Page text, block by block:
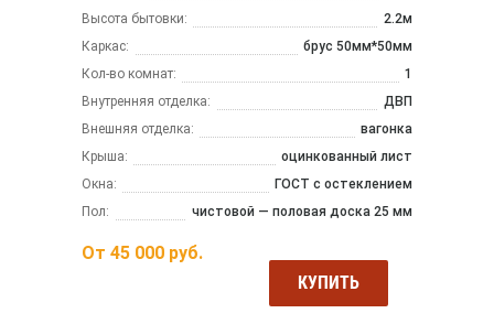
Высота бытовки:
2.2м
Каркас:
брус 50мм*50мм
Кол-во комнат:
1
Внутренняя отделка:
ДВП
Внешняя отделка:
вагонка
Крыша:
оцинкованный лист
Окна:
ГОСТ с остеклением
Пол:
чистовой — половая доска 25 мм
От 45 000 руб.
КУПИТЬ